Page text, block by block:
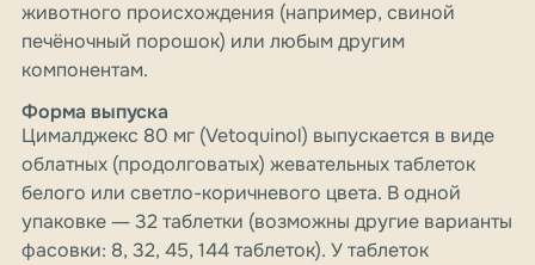
животного происхождения (например, свиной
печёночный порошок) или любым другим
компонентам.
Форма выпуска
Цималджекс 80 мг (Vetoquinol) выпускается в виде
облатных (продолговатых) жевательных таблеток
белого или светло-коричневого цвета. В одной
упаковке ― 32 таблетки (возможны другие варианты
фасовки: 8, 32, 45, 144 таблеток). У таблеток